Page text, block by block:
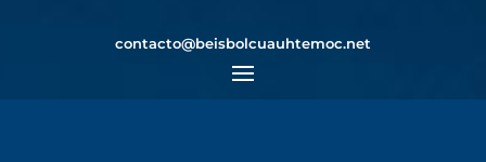
contacto@beisbolcuauhtemoc.net